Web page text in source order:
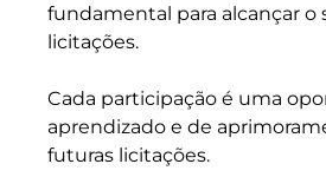
fundamental para alcançar o
licitações.
Cada participação é uma
aprendizado e de
futuras licitações.